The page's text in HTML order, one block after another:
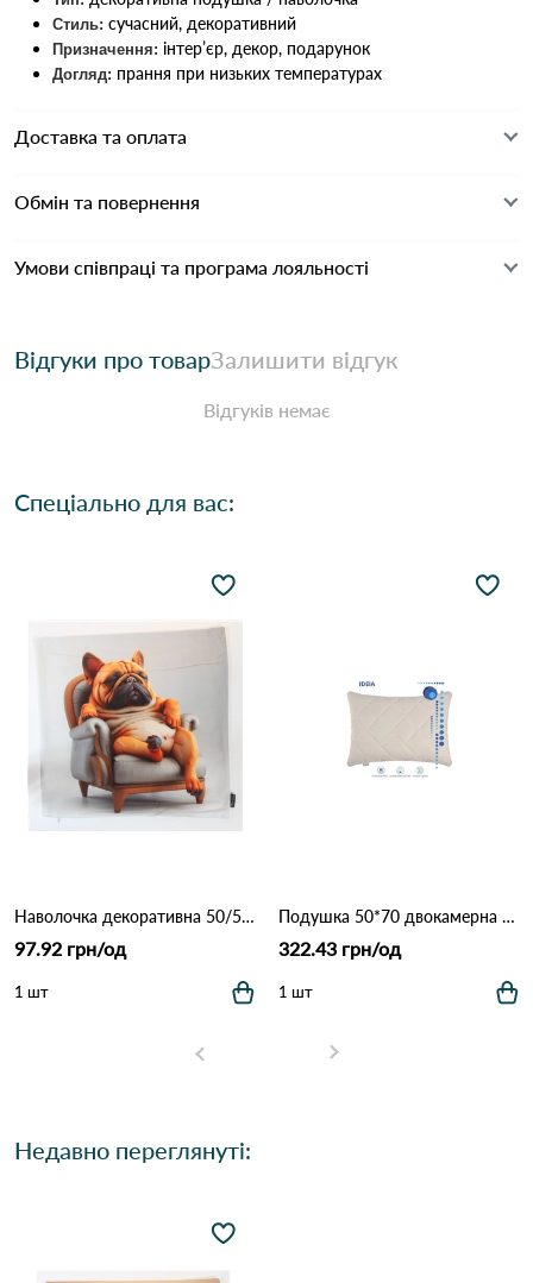
Стиль: сучасний, декоративний
Призначення: інтер’єр, декор, подарунок
Догляд: прання при низьких температурах
Доставка та оплата
Обмін та повернення
Умови співпраці та програма лояльності
Відгуки про товарЗалишити відгук
Відгуків немає
Спеціально для вас:
Наволочка декоративна 50/50 1221 Сірий
97.92 грн/од
1 шт
Подушка 50*70 двокамерна COMFORT Double Chamber_ ТМ "Ідея Білий
322.43 грн/од
1 шт
Недавно переглянуті: